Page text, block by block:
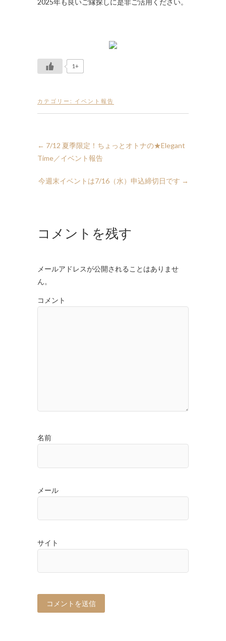
1+
カテゴリー: イベント報告
← 7/12 夏季限定！ちょっとオトナの★Elegant
Time／イベント報告
今週末イベントは7/16（水）申込締切日です →
コメントを残す
メールアドレスが公開されることはありませ
ん。
コメント
名前
メール
サイト